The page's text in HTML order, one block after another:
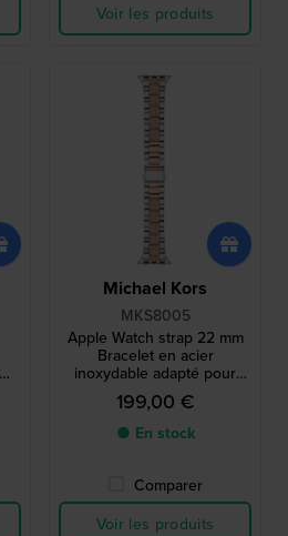
Voir les produits
Michael Kors
MKS8005
Apple Watch strap 22 mm
Bracelet en acier
inoxydable adapté pour
Apple Watch 38/40 mm
199,00 €
● En stock
Comparer
Voir les produits